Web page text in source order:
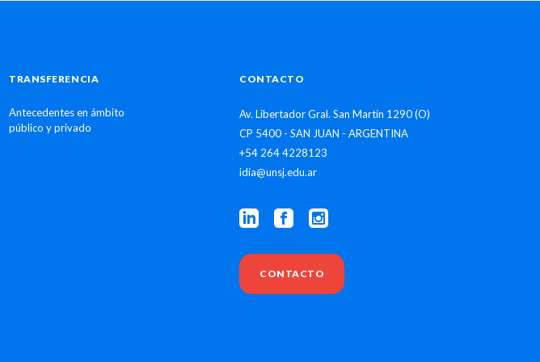
TRANSFERENCIA
Antecedentes en ámbito
público y privado
CONTACTO
Av. Libertador Gral. San Martín 1290 (O)
CP 5400 - SAN JUAN - ARGENTINA
+54 264 4228123
idia@unsj.edu.ar
CONTACTO